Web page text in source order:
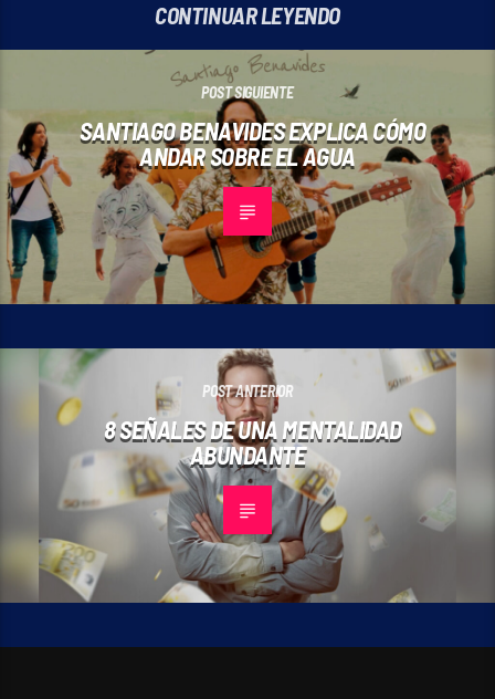
CONTINUAR LEYENDO
POST SIGUIENTE
SANTIAGO BENAVIDES EXPLICA CÓMO
ANDAR SOBRE EL AGUA
POST ANTERIOR
8 SEÑALES DE UNA MENTALIDAD
ABUNDANTE